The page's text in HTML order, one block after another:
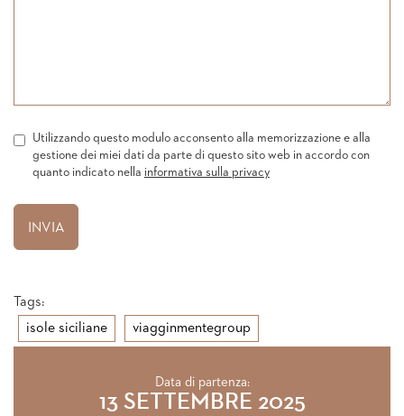
Utilizzando questo modulo acconsento alla memorizzazione e alla
gestione dei miei dati da parte di questo sito web in accordo con
quanto indicato nella informativa sulla privacy
Tags:
isole siciliane
viagginmentegroup
Data di partenza:
13 SETTEMBRE 2025